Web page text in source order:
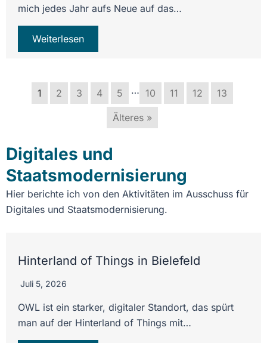
mich jedes Jahr aufs Neue auf das…
Weiterlesen
1 2 3 4 5 … 10 11 12 13
Älteres »
Digitales und
Staatsmodernisierung
Hier berichte ich von den Aktivitäten im Ausschuss für
Digitales und Staatsmodernisierung.
Hinterland of Things in Bielefeld
Juli 5, 2026
OWL ist ein starker, digitaler Standort, das spürt
man auf der Hinterland of Things mit…